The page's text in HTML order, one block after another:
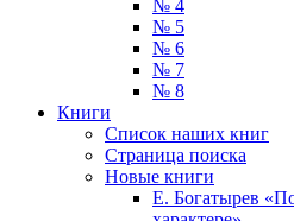
№ 4
№ 5
№ 6
№ 7
№ 8
Книги
Список наших книг
Страница поиска
Новые книги
Е. Богатырев